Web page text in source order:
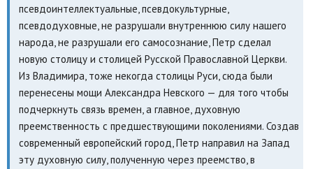
псевдоинтеллектуальные, псевдокультурные,
псевдодуховные, не разрушали внутреннюю силу нашего
народа, не разрушали его самосознание, Петр сделал
новую столицу и столицей Русской Православной Церкви.
Из Владимира, тоже некогда столицы Руси, сюда были
перенесены мощи Александра Невского — для того чтобы
подчеркнуть связь времен, а главное, духовную
преемственность с предшествующими поколениями. Создав
современный европейский город, Петр направил на Запад
эту духовную силу, полученную через преемство, в